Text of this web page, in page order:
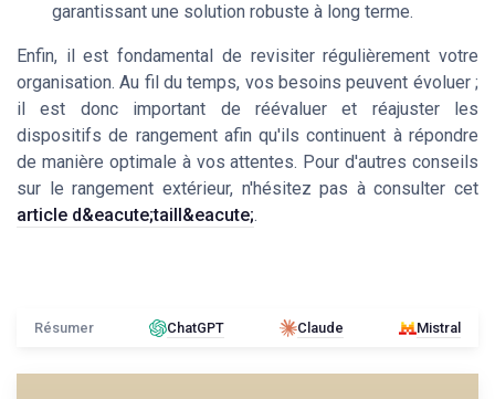
garantissant une solution robuste à long terme.
Enfin, il est fondamental de revisiter régulièrement votre
organisation. Au fil du temps, vos besoins peuvent évoluer ;
il est donc important de réévaluer et réajuster les
dispositifs de rangement afin qu'ils continuent à répondre
de manière optimale à vos attentes. Pour d'autres conseils
sur le rangement extérieur, n'hésitez pas à consulter cet
article d&eacute;taill&eacute;.
Résumer ChatGPT Claude Mistral